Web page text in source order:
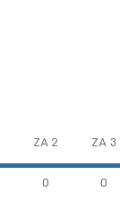
ZA 2 ZA 3
0
0